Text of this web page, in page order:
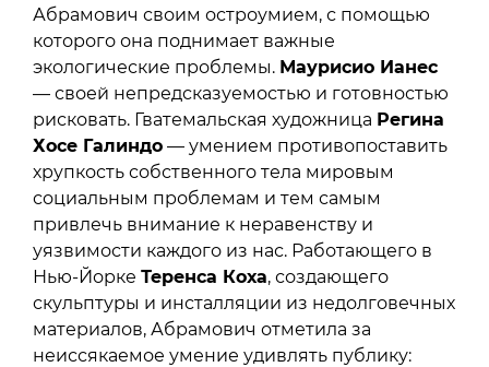
Абрамович своим остроумием, с помощью
которого она поднимает важные
экологические проблемы. Маурисио Ианес
— своей непредсказуемостью и готовностью
рисковать. Гватемальская художница Регина
Хосе Галиндо — умением противопоставить
хрупкость собственного тела мировым
социальным проблемам и тем самым
привлечь внимание к неравенству и
уязвимости каждого из нас. Работающего в
Нью-Йорке Теренса Коха, создающего
скульптуры и инсталляции из недолговечных
материалов, Абрамович отметила за
неиссякаемое умение удивлять публику: